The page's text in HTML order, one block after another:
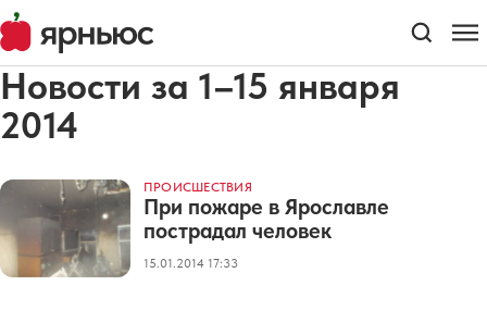
Новости за 1–15 января
2014
ПРОИСШЕСТВИЯ
При пожаре в Ярославле
пострадал человек
15.01.2014 17:33